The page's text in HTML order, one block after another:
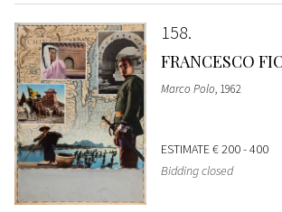
158
FRANCESCO
Marco Polo, 1962
ESTIMATE€ 200 - 400
Bidding closed